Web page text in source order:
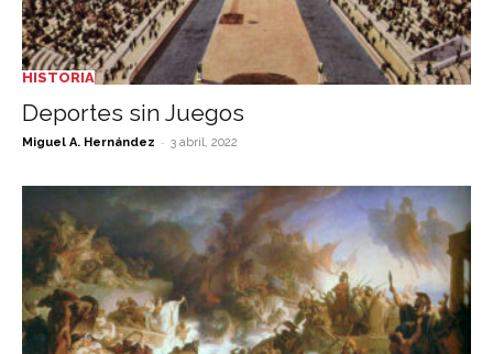
HISTORIA
Deportes sin Juegos
Miguel A. Hernández - 3 abril, 2022